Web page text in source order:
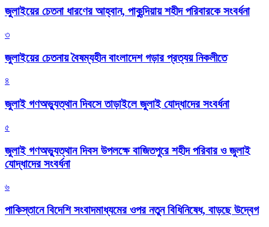
জুলাইয়ের চেতনা ধারণের আহ্বান, পাকুন্দিয়ায় শহীদ পরিবারকে সংবর্ধনা
৩
জুলাইয়ের চেতনায় বৈষম্যহীন বাংলাদেশ গড়ার প্রত্যয় নিকলীতে
৪
জুলাই গণঅভ্যুত্থান দিবসে তাড়াইলে জুলাই যোদ্ধাদের সংবর্ধনা
৫
জুলাই গণঅভ্যুত্থান দিবস উপলক্ষে বাজিতপুরে শহীদ পরিবার ও জুলাই
যোদ্ধাদের সংবর্ধনা
৬
পাকিস্তানে বিদেশি সংবাদমাধ্যমের ওপর নতুন বিধিনিষেধ, বাড়ছে উদ্বেগ